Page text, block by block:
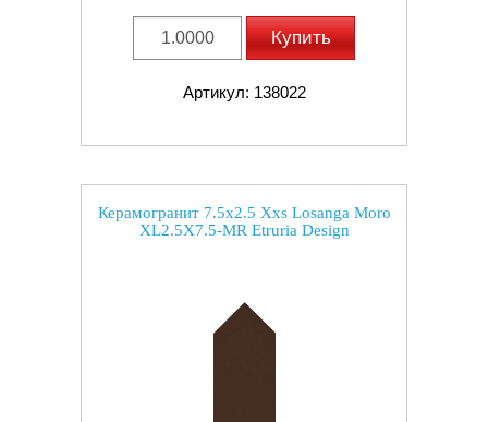
Купить
Артикул: 138022
Керамогранит 7.5x2.5 Xxs Losanga Moro
XL2.5X7.5-MR Etruria Design